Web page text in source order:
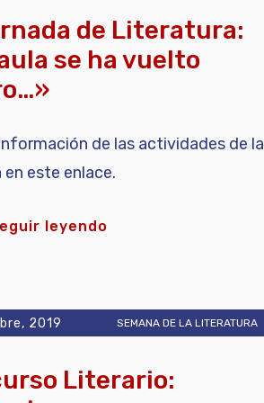
de Literatura:
se ha vuelto
de las actividades de la
este enlace.
leyendo
2019 SEMANA DE LA LITERATURA
Literario: